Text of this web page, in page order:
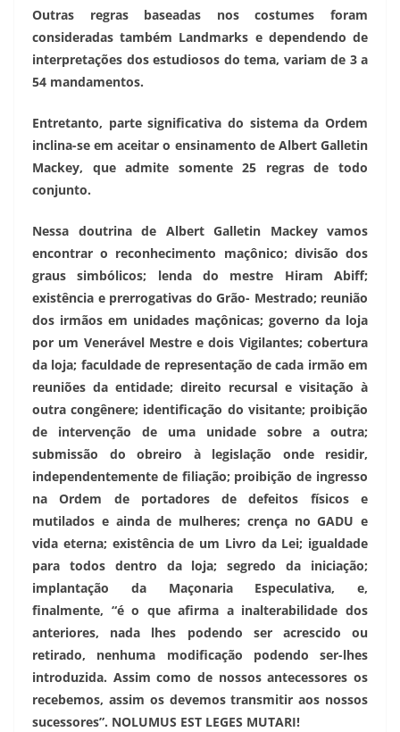
Outras regras baseadas nos costumes foram
consideradas também Landmarks e dependendo de
interpretações dos estudiosos do tema, variam de 3 a
54 mandamentos.
Entretanto, parte significativa do sistema da Ordem
inclina-se em aceitar o ensinamento de Albert Galletin
Mackey, que admite somente 25 regras de todo
conjunto.
Nessa doutrina de Albert Galletin Mackey vamos
encontrar o reconhecimento maçônico; divisão dos
graus simbólicos; lenda do mestre Hiram Abiff;
existência e prerrogativas do Grão- Mestrado; reunião
dos irmãos em unidades maçônicas; governo da loja
por um Venerável Mestre e dois Vigilantes; cobertura
da loja; faculdade de representação de cada irmão em
reuniões da entidade; direito recursal e visitação à
outra congênere; identificação do visitante; proibição
de intervenção de uma unidade sobre a outra;
submissão do obreiro à legislação onde residir,
independentemente de filiação; proibição de ingresso
na Ordem de portadores de defeitos físicos e
mutilados e ainda de mulheres; crença no GADU e
vida eterna; existência de um Livro da Lei; igualdade
para todos dentro da loja; segredo da iniciação;
implantação da Maçonaria Especulativa, e,
finalmente, “é o que afirma a inalterabilidade dos
anteriores, nada lhes podendo ser acrescido ou
retirado, nenhuma modificação podendo ser-lhes
introduzida. Assim como de nossos antecessores os
recebemos, assim os devemos transmitir aos nossos
sucessores”. NOLUMUS EST LEGES MUTARI!